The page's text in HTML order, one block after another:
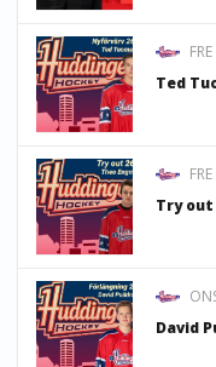
Ted
Try out
David